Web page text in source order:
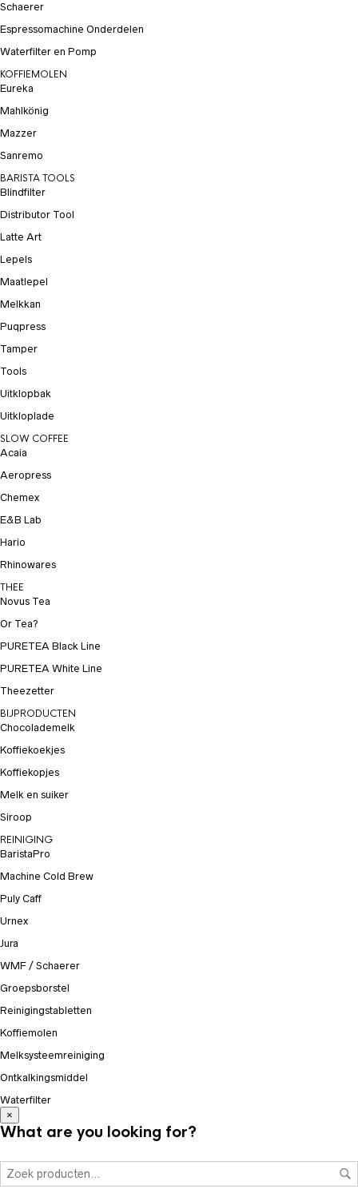
Schaerer
Espressomachine Onderdelen
Waterfilter en Pomp
KOFFIEMOLEN
Eureka
Mahlkönig
Mazzer
Sanremo
BARISTA TOOLS
Blindfilter
Distributor Tool
Latte Art
Lepels
Maatlepel
Melkkan
Puqpress
Tamper
Tools
Uitklopbak
Uitkloplade
SLOW COFFEE
Acaia
Aeropress
Chemex
E&B Lab
Hario
Rhinowares
THEE
Novus Tea
Or Tea?
PURETEA Black Line
PURETEA White Line
Theezetter
BIJPRODUCTEN
Chocolademelk
Koffiekoekjes
Koffiekopjes
Melk en suiker
Siroop
REINIGING
BaristaPro
Machine Cold Brew
Puly Caff
Urnex
Jura
WMF / Schaerer
Groepsborstel
Reinigingstabletten
Koffiemolen
Melksysteemreiniging
Ontkalkingsmiddel
Waterfilter
×
What are you looking for?